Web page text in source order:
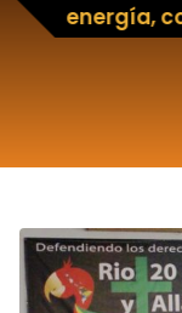
energía,